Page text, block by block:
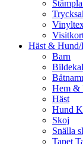
Häst &
Barn
Hem &
Häst
Hund
Skoj
Snälla
Tapet